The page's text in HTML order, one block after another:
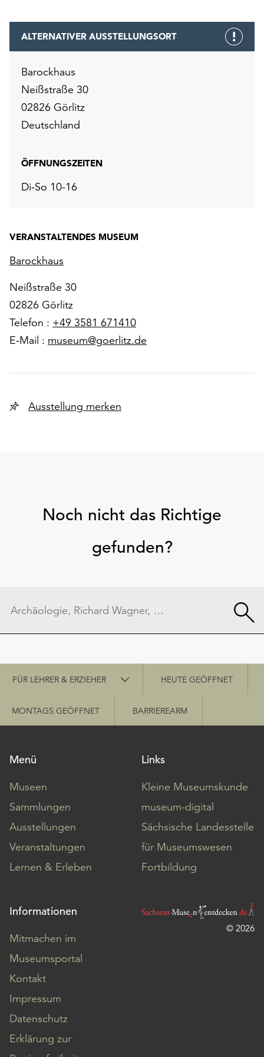
ALTERNATIVER AUSSTELLUNGSORT
Barockhaus
Neißstraße 30
02826 Görlitz
Deutschland
ÖFFNUNGSZEITEN
Di-So 10-16
VERANSTALTENDES MUSEUM
Barockhaus
Neißstraße 30
02826 Görlitz
Telefon : +49 3581 671410
E-Mail : museum@goerlitz.de
Ausstellung merken
Noch nicht das Richtige
gefunden?
Schnellzugriff
FÜR LEHRER & ERZIEHER HEUTE GEÖFFNET
MONTAGS GEÖFFNET BARRIEREARM
Menü
Museen
Sammlungen
Ausstellungen
Veranstaltungen
Lernen & Erleben
Links
Kleine Museumskunde
museum-digital
Sächsische Landesstelle
für Museumswesen
Fortbildung
Informationen
Mitmachen im
Museumsportal
Kontakt
Impressum
Datenschutz
Erklärung zur
© 2026